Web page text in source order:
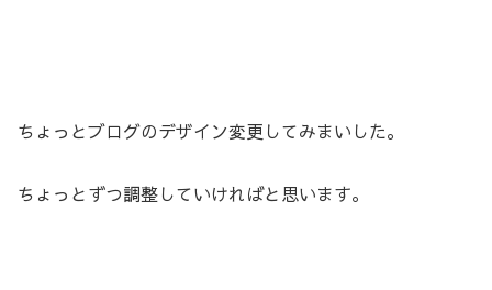
ちょっとブログのデザイン変更してみまいした。
ちょっとずつ調整していければと思います。